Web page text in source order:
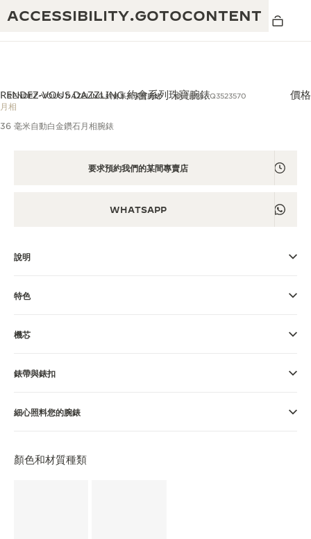
ACCESSIBILITY.GOTOCONTENT
黃金比例音樂表演
REVERSO 1931 CAFÉ
瀏覽所有精彩活動
無限創意：逾 430 項專利
RENDEZ-VOUS DAZZLING 約會系列珠寶腕錶 參考編號：Q3523570
RENDEZ-VOUS DAZZLING 約會系列珠寶腕錶
月相
價格
36 毫米自動白金鑽石月相腕錶
要求預約我們的某間專賣店
WHATSAPP
說明
特色
機芯
錶帶與錶扣
細心照料您的腕錶
顏色和材質種類